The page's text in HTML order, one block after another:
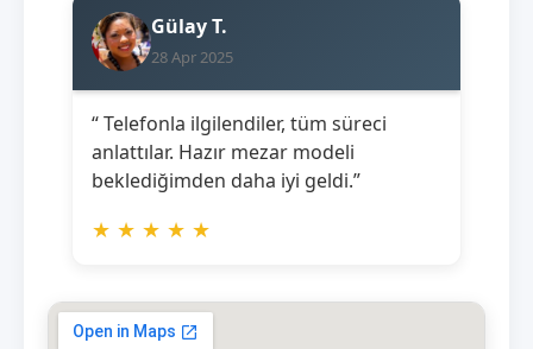
Gülay T.
28 Apr 2025
“ Telefonla ilgilendiler, tüm süreci
anlattılar. Hazır mezar modeli
beklediğimden daha iyi geldi.”
★ ★ ★ ★ ★